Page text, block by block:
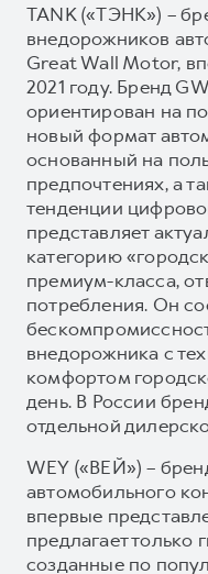
TANK («ТЭНК») –
внедорожников
Great Wall Motor,
2021 году. Бренд
ориентирован на
новый формат
основанный на
предпочтениях, а
тенденции
представляет
категорию
премиум-класса,
потребления. Он
внедорожника с
комфортом
день. В России
отдельной
WEY («ВЕЙ») –
автомобильного
впервые
предлагает
созданные по